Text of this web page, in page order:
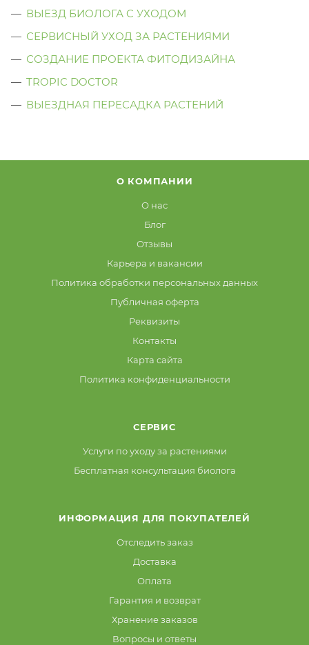
ВЫЕЗД БИОЛОГА C УХОДОМ
СЕРВИСНЫЙ УХОД ЗА РАСТЕНИЯМИ
СОЗДАНИЕ ПРОЕКТА ФИТОДИЗАЙНА
TROPIC DOCTOR
ВЫЕЗДНАЯ ПЕРЕСАДКА РАСТЕНИЙ
О КОМПАНИИ
О нас
Блог
Отзывы
Карьера и вакансии
Политика обработки персональных данных
Публичная оферта
Реквизиты
Контакты
Карта сайта
Политика конфиденциальности
СЕРВИС
Услуги по уходу за растениями
Бесплатная консультация биолога
ИНФОРМАЦИЯ ДЛЯ ПОКУПАТЕЛЕЙ
Отследить заказ
Доставка
Оплата
Гарантия и возврат
Хранение заказов
Вопросы и ответы